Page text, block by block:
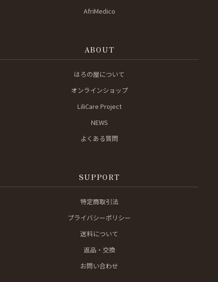
AfriMedico
ABOUT
はろの屋について
オンラインショップ
LiliCare Project
NEWS
よくある質問
SUPPORT
特定商取引法
プライバシーポリシー
送料について
返品・交換
お問い合わせ